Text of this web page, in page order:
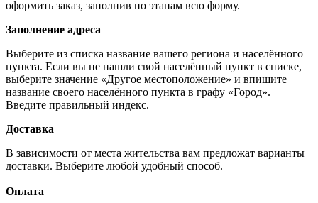
оформить заказ, заполнив по этапам всю форму.
Заполнение адреса
Выберите из списка название вашего региона и населённого
пункта. Если вы не нашли свой населённый пункт в списке,
выберите значение «Другое местоположение» и впишите
название своего населённого пункта в графу «Город».
Введите правильный индекс.
Доставка
В зависимости от места жительства вам предложат варианты
доставки. Выберите любой удобный способ.
Оплата